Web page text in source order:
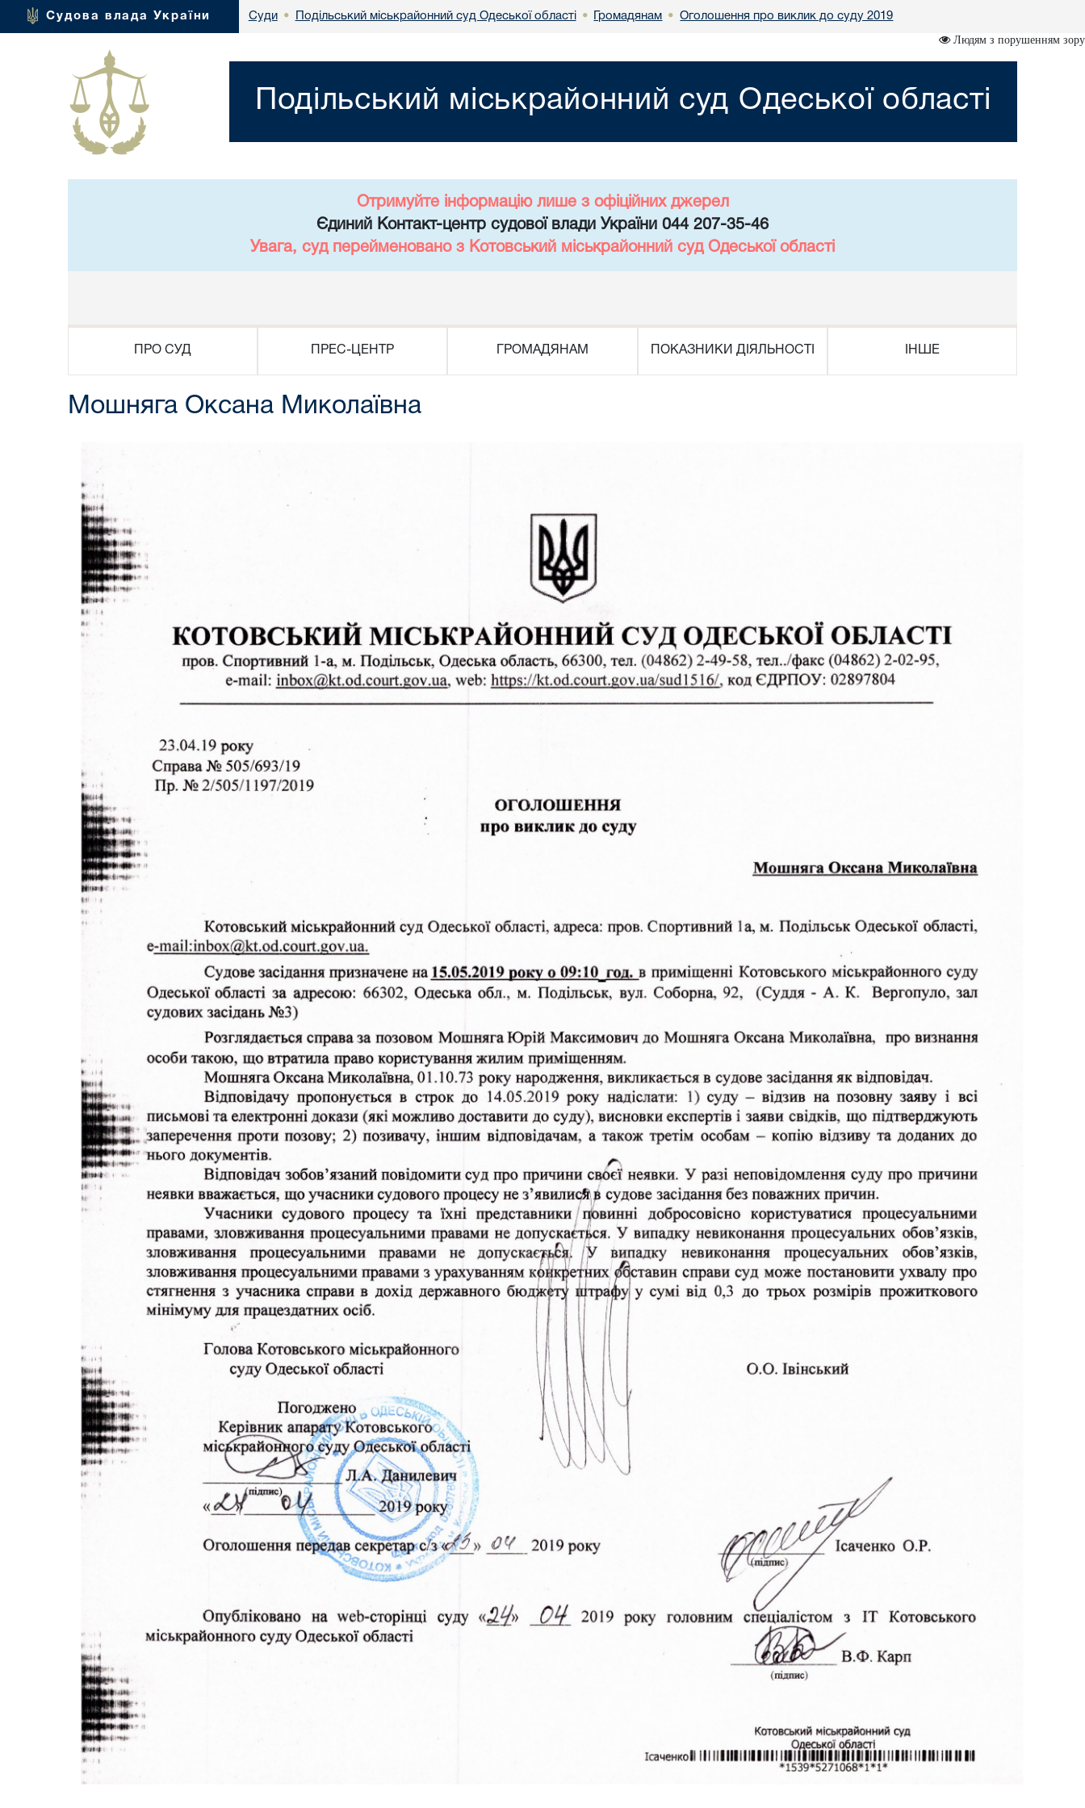
Судова влада України Суди • Подільський міськрайонний суд Одеської області • Громадянам • Оголошення про виклик до суду 2019
Людям з порушенням зору
Подільський міськрайонний суд Одеської області
Отримуйте інформацію лише з офіційних джерел
Єдиний Контакт-центр судової влади України 044 207-35-46
Увага, суд перейменовано з Котовський міськрайонний суд Одеської області
ПРО СУД ПРЕС-ЦЕНТР ГРОМАДЯНАМ ПОКАЗНИКИ ДІЯЛЬНОСТІ ІНШЕ
Мошняга Оксана Миколаївна